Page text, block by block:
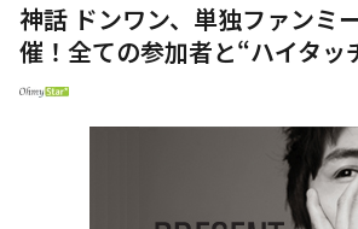
神話 ドンワン、単独ファンミ
催！全ての参加者と“ハイタッ